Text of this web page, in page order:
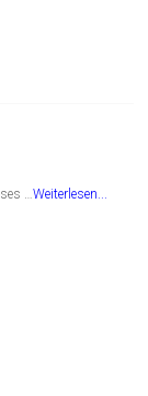
…Weiterlesen...